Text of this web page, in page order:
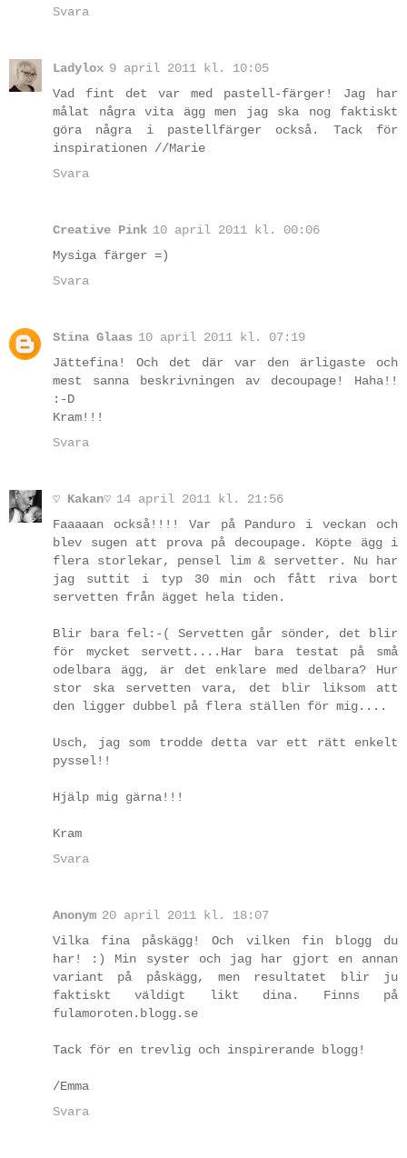
Svara
Ladylox 9 april 2011 kl. 10:05
Vad fint det var med pastell-färger! Jag har
målat några vita ägg men jag ska nog faktiskt
göra några i pastellfärger också. Tack för
inspirationen //Marie
Svara
Creative Pink 10 april 2011 kl. 00:06
Mysiga färger =)
Svara
Stina Glaas 10 april 2011 kl. 07:19
Jättefina! Och det där var den ärligaste och
mest sanna beskrivningen av decoupage! Haha!!
:-D
Kram!!!
Svara
♡ Kakan♡ 14 april 2011 kl. 21:56
Faaaaan också!!!! Var på Panduro i veckan och
blev sugen att prova på decoupage. Köpte ägg i
flera storlekar, pensel lim & servetter. Nu har
jag suttit i typ 30 min och fått riva bort
servetten från ägget hela tiden.
Blir bara fel:-( Servetten går sönder, det blir
för mycket servett....Har bara testat på små
odelbara ägg, är det enklare med delbara? Hur
stor ska servetten vara, det blir liksom att
den ligger dubbel på flera ställen för mig....
Usch, jag som trodde detta var ett rätt enkelt
pyssel!!
Hjälp mig gärna!!!
Kram
Svara
Anonym 20 april 2011 kl. 18:07
Vilka fina påskägg! Och vilken fin blogg du
har! :) Min syster och jag har gjort en annan
variant på påskägg, men resultatet blir ju
faktiskt väldigt likt dina. Finns på
fulamoroten.blogg.se
Tack för en trevlig och inspirerande blogg!
/Emma
Svara